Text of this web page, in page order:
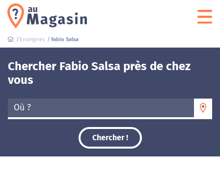
Enseignes Fabio Salsa
Chercher Fabio Salsa près de chez
vous
Où ?
Chercher !